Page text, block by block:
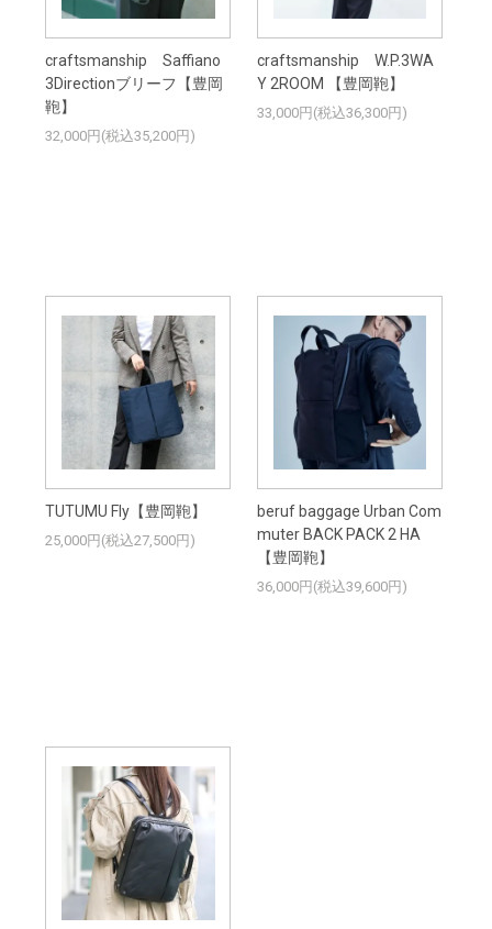
craftsmanship Saffiano
3Directionブリーフ【豊岡
鞄】
32,000円(税込35,200円)
craftsmanship W.P.3WA
Y 2ROOM 【豊岡鞄】
33,000円(税込36,300円)
TUTUMU Fly【豊岡鞄】
25,000円(税込27,500円)
beruf baggage Urban Com
muter BACK PACK 2 HA
【豊岡鞄】
36,000円(税込39,600円)